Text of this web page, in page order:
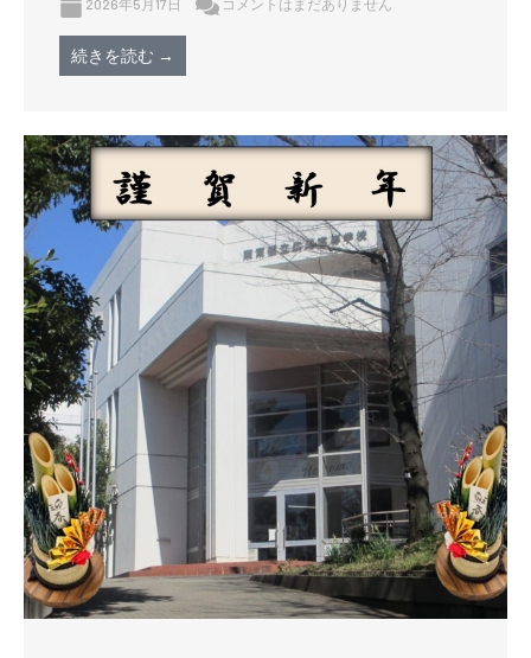
2026年5月17日 コメントはまだありません
続きを読む →